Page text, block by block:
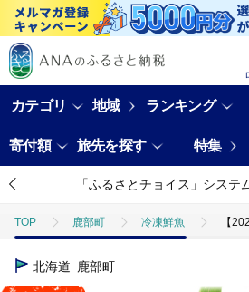
カテゴリ 地域 ランキング
寄付額 旅先を探す 特集
「ふるさとチョイス」システ
TOP 鹿部町 冷凍鮮魚 【
TOP
北海道 鹿部町